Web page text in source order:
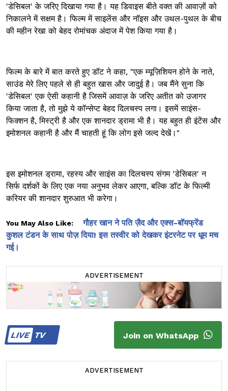
'डेसिबल' के जरिए दिखाया गया है। यह डिवाइस बीते वक्त की आवाज़ों को
निकालने में सक्षम है। फिल्म में साइलेंस और नॉइस और उथल-पुथल के बीच
की महीन रेखा को बेहद रोमांचक अंदाज में पेश किया गया है।
फिल्म के बारे में बात करते हुए डॉट ने कहा, "एक म्यूज़िशियन होने के नाते,
साउंड मेरे लिए पहले से ही बहुत खास और जादुई है। जब मैंने सुना कि
'डेसिबल' एक ऐसी कहानी है जिसमें आवाज़ के जरिए अतीत को उजागर
किया जाता है, तो मुझे ये कॉन्सेप्ट बेहद दिलचस्प लगा। इसमें साइंस-
फिक्शन है, मिस्ट्री है और एक शानदार ड्रामा भी है। यह बहुत ही इंटेंस और
इमोशनल कहानी है और मैं चाहती हूं कि लोग इसे जल्द देखें।"
इस इमोशनल ड्रामा, रहस्य और साइंस का दिलचस्प संगम 'डेसिबल' न
सिर्फ दर्शकों के लिए एक नया अनुभव लेकर आएगा, बल्कि डॉट के फिल्मी
करियर की शानदार शुरुआत भी करेगा।
You May Also Like:
गौहर खान ने पति ज़ैद और एक्स-बॉयफ्रेंड
कुशल टंडन के साथ पोज़ दिया! इस तस्वीर को देखकर इंटरनेट पर धूम मच
गई।
ADVERTISEMENT
LIVETV Join on WhatsApp
ADVERTISEMENT